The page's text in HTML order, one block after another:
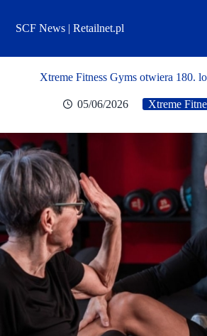
treściSCF News | Retailnet.pl
Xtreme Fitness Gyms otwiera 180.
05/06/2026 Xtreme